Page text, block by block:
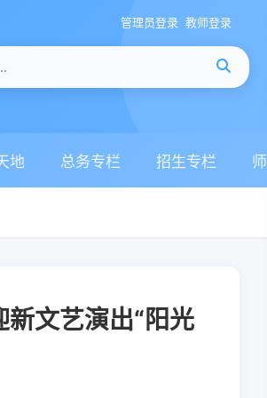
管理员登录 教师登录
地 总务专栏 招生专栏
文艺演出“阳光